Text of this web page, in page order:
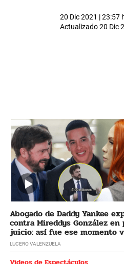
20 Dic 2021 | 23:57
Actualizado20 Dic
Abogado de Daddy Yankee
contra Mireddys González en
juicio: así fue ese momento
LUCERO VALENZUELA